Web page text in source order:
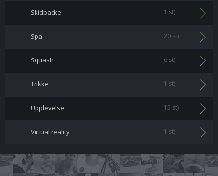
Skidbacke (1 st)
Spa (20 st)
Squash (6 st)
Trikke (1 st)
Upplevelse (15 st)
Virtual reality (1 st)